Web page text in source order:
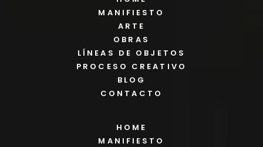
MANIFIESTO
ARTE
OBRAS
LÍNEAS DE OBJETOS
PROCESO CREATIVO
BLOG
CONTACTO
HOME
MANIFIESTO